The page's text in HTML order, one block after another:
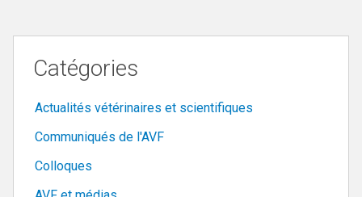
Catégories
Actualités vétérinaires et scientifiques
Communiqués de l'AVF
Colloques